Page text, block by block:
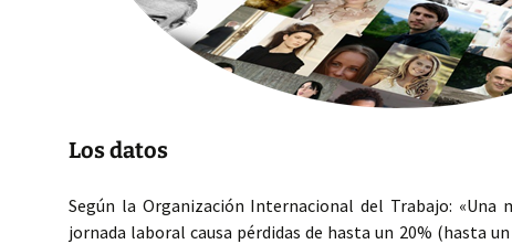
Los datos
Según la Organización Internacional del Trabajo: «Una
jornada laboral causa pérdidas de hasta un 20% (hasta